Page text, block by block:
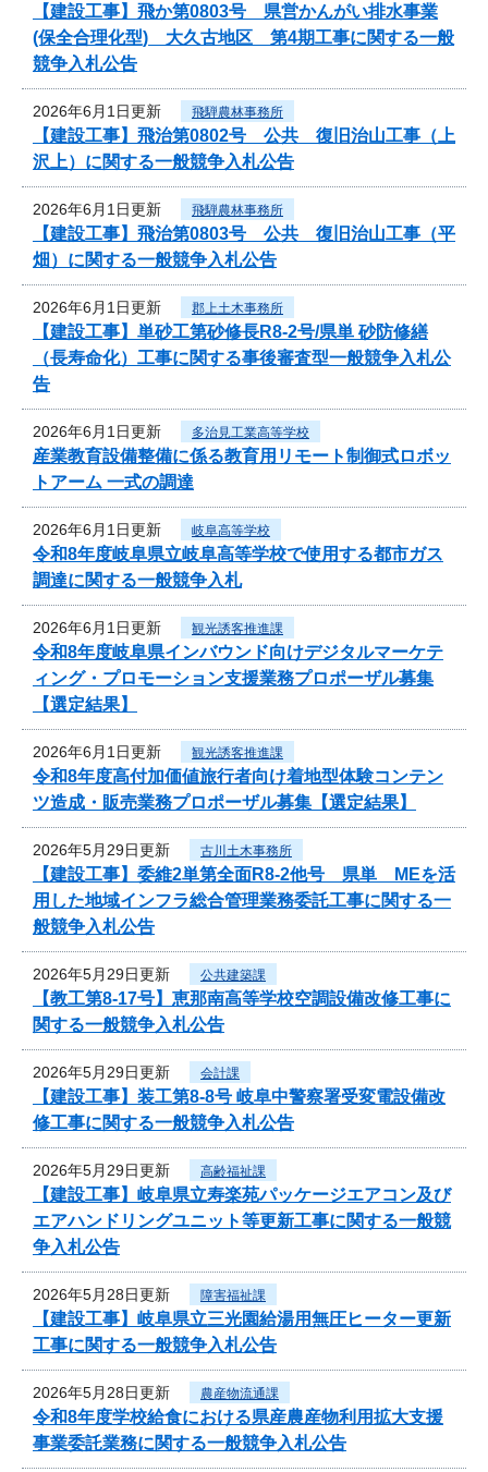
【建設工事】飛か第0803号 県営かんがい排水事業
(保全合理化型) 大久古地区 第4期工事に関する一般
競争入札公告
2026年6月1日更新 飛騨農林事務所
【建設工事】飛治第0802号 公共 復旧治山工事（上
沢上）に関する一般競争入札公告
2026年6月1日更新 飛騨農林事務所
【建設工事】飛治第0803号 公共 復旧治山工事（平
畑）に関する一般競争入札公告
2026年6月1日更新 郡上土木事務所
【建設工事】単砂工第砂修長R8-2号/県単 砂防修繕
（長寿命化）工事に関する事後審査型一般競争入札公
告
2026年6月1日更新 多治見工業高等学校
産業教育設備整備に係る教育用リモート制御式ロボッ
トアーム 一式の調達
2026年6月1日更新 岐阜高等学校
令和8年度岐阜県立岐阜高等学校で使用する都市ガス
調達に関する一般競争入札
2026年6月1日更新 観光誘客推進課
令和8年度岐阜県インバウンド向けデジタルマーケテ
ィング・プロモーション支援業務プロポーザル募集
【選定結果】
2026年6月1日更新 観光誘客推進課
令和8年度高付加価値旅行者向け着地型体験コンテン
ツ造成・販売業務プロポーザル募集【選定結果】
2026年5月29日更新 古川土木事務所
【建設工事】委維2単第全面R8-2他号 県単 MEを活
用した地域インフラ総合管理業務委託工事に関する一
般競争入札公告
2026年5月29日更新 公共建築課
【教工第8-17号】恵那南高等学校空調設備改修工事に
関する一般競争入札公告
2026年5月29日更新 会計課
【建設工事】装工第8-8号 岐阜中警察署受変電設備改
修工事に関する一般競争入札公告
2026年5月29日更新 高齢福祉課
【建設工事】岐阜県立寿楽苑パッケージエアコン及び
エアハンドリングユニット等更新工事に関する一般競
争入札公告
2026年5月28日更新 障害福祉課
【建設工事】岐阜県立三光園給湯用無圧ヒーター更新
工事に関する一般競争入札公告
2026年5月28日更新 農産物流通課
令和8年度学校給食における県産農産物利用拡大支援
事業委託業務に関する一般競争入札公告